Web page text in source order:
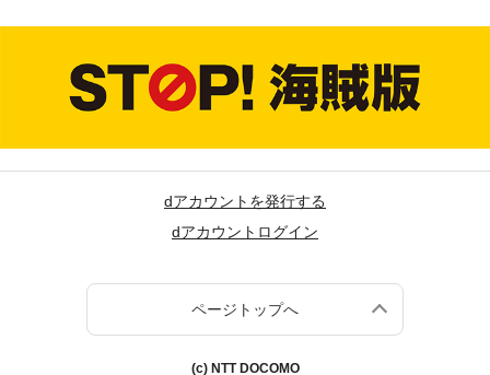
dアカウントを発行する
dアカウントログイン
ページトップへ
(c) NTT DOCOMO